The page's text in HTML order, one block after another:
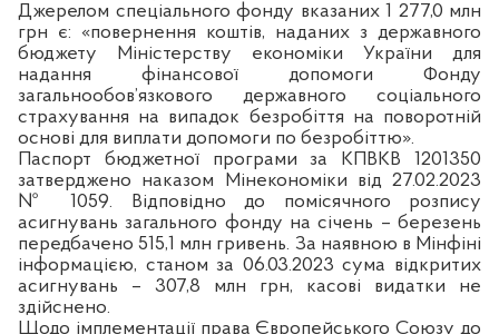
Джерелом спеціального фонду вказаних 1 277,0 млн
грн є: «повернення коштів, наданих з державного
бюджету Міністерству економіки України для
надання фінансової допомоги Фонду
загальнообов’язкового державного соціального
страхування на випадок безробіття на поворотній
основі для виплати допомоги по безробіттю».
Паспорт бюджетної програми за КПВКВ 1201350
затверджено наказом Мінекономіки від 27.02.2023
№ 1059. Відповідно до помісячного розпису
асигнувань загального фонду на січень – березень
передбачено 515,1 млн гривень. За наявною в Мінфіні
інформацією, станом за 06.03.2023 сума відкритих
асигнувань – 307,8 млн грн, касові видатки не
здійснено.
Щодо імплементації права Європейського Союзу до